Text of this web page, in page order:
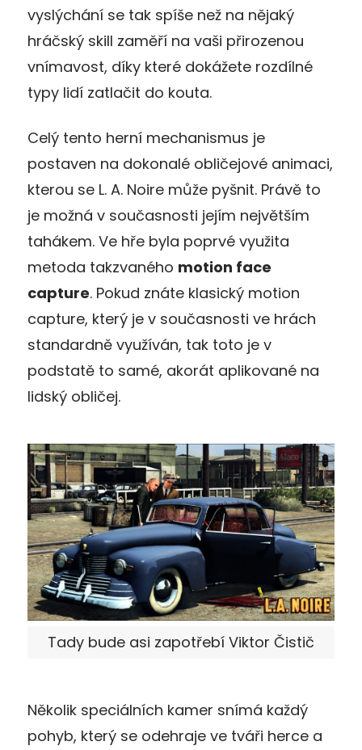
vyslýchání se tak spíše než na nějaký
hráčský skill zaměří na vaši přirozenou
vnímavost, díky které dokážete rozdílné
typy lidí zatlačit do kouta.
Celý tento herní mechanismus je
postaven na dokonalé obličejové animaci,
kterou se L. A. Noire může pyšnit. Právě to
je možná v současnosti jejím největším
tahákem. Ve hře byla poprvé využita
metoda takzvaného motion face
capture. Pokud znáte klasický motion
capture, který je v současnosti ve hrách
standardně využíván, tak toto je v
podstatě to samé, akorát aplikované na
lidský obličej.
Tady bude asi zapotřebí Viktor Čistič
Několik speciálních kamer snímá každý
pohyb, který se odehraje ve tváři herce a